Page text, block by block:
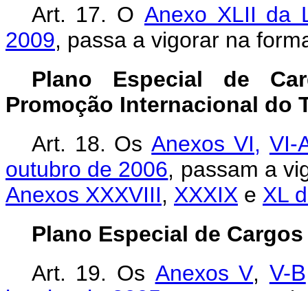
Art. 17. O Anexo XLII da
2009, passa a vigorar na
Plano Especial de
Promoção Internacional do
Art. 18. OsAnexos VI, VI-
outubro de 2006, passam a
Anexos XXXVIII, XXXIX e XL
Plano Especial de
Art. 19. Os Anexos V, V-B